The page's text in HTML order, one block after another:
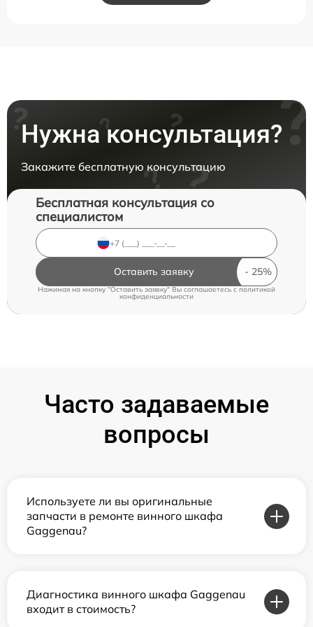
Нужна консультация?
Закажите бесплатную консультацию
Бесплатная консультация со
специалистом
Оставить заявку
Нажимая на кнопку "Оставить заявку" Вы соглашаетесь cполитикой
конфиденциальности
Часто задаваемые
вопросы
Используете ли вы оригинальные
запчасти в ремонте винного шкафа
Gaggenau?
Диагностика винного шкафа Gaggenau
входит в стоимость?